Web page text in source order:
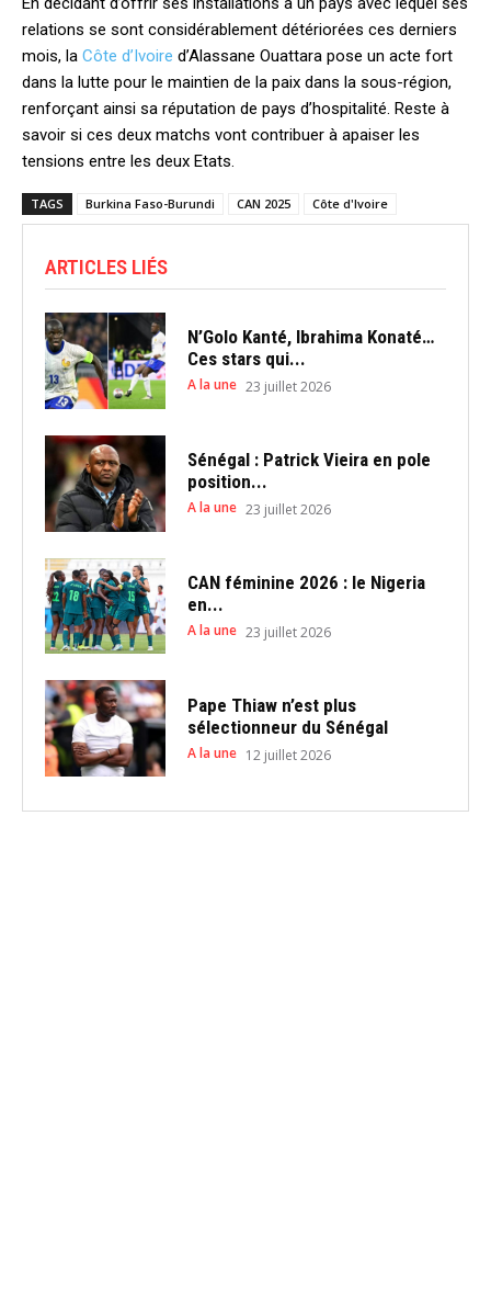
relations se sont considérablement détériorées ces derniers
mois, la Côte d’Ivoire d’Alassane Ouattara pose un acte fort
dans la lutte pour le maintien de la paix dans la sous-région,
renforçant ainsi sa réputation de pays d’hospitalité. Reste à
savoir si ces deux matchs vont contribuer à apaiser les
tensions entre les deux Etats.
TAGS Burkina Faso-Burundi CAN 2025 Côte d'Ivoire
ARTICLES LIÉS
N’Golo Kanté, Ibrahima Konaté…
Ces stars qui...
A la une 23 juillet 2026
Sénégal : Patrick Vieira en pole
position...
A la une 23 juillet 2026
CAN féminine 2026 : le Nigeria
en...
A la une 23 juillet 2026
Pape Thiaw n’est plus
sélectionneur du Sénégal
A la une 12 juillet 2026